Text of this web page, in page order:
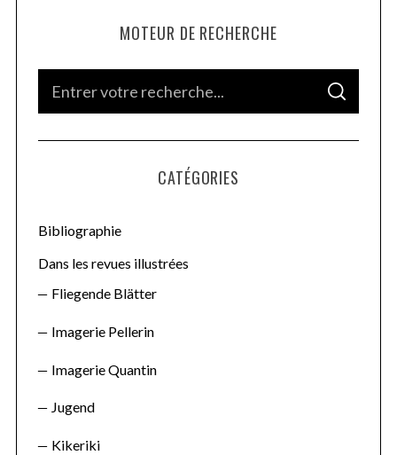
MOTEUR DE RECHERCHE
f
o
S
C
CATÉGORIES
Bibliographie
Dans les revues illustrées
Fliegende Blätter
Imagerie Pellerin
Imagerie Quantin
Jugend
Kikeriki